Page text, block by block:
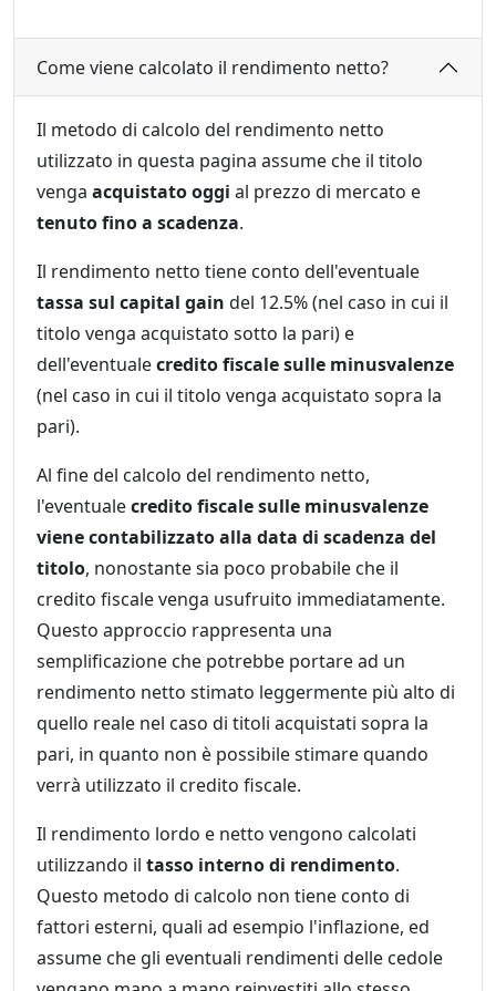
Come viene calcolato il rendimento netto?
Il metodo di calcolo del rendimento netto
utilizzato in questa pagina assume che il titolo
venga acquistato oggi al prezzo di mercato e
tenuto fino a scadenza.
Il rendimento netto tiene conto dell'eventuale
tassa sul capital gain del 12.5% (nel caso in cui il
titolo venga acquistato sotto la pari) e
dell'eventualecredito fiscale sulle minusvalenze
(nel caso in cui il titolo venga acquistato sopra la
pari).
Al fine del calcolo del rendimento netto,
l'eventualecredito fiscale sulle minusvalenze
viene contabilizzato alla data di scadenza del
titolo, nonostante sia poco probabile che il
credito fiscale venga usufruito immediatamente.
Questo approccio rappresenta una
semplificazione che potrebbe portare ad un
rendimento netto stimato leggermente più alto di
quello reale nel caso di titoli acquistati sopra la
pari, in quanto non è possibile stimare quando
verrà utilizzato il credito fiscale.
Il rendimento lordo e netto vengono calcolati
utilizzando il tasso interno di rendimento.
Questo metodo di calcolo non tiene conto di
fattori esterni, quali ad esempio l'inflazione, ed
assume che gli eventuali rendimenti delle cedole